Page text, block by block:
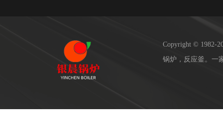
Copyright © 1982-
锅炉，反应釜。一